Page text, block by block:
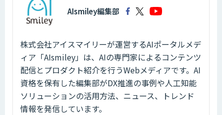
AIsmiley編集部
株式会社アイスマイリーが運営するAIポータルメデ
ィア「AIsmiley」は、AIの専門家によるコンテンツ
配信とプロダクト紹介を行うWebメディアです。AI
資格を保有した編集部がDX推進の事例や人工知能
ソリューションの活用方法、ニュース、トレンド
情報を発信しています。